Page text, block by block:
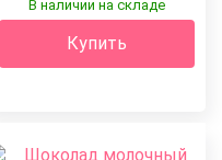
В наличии на складе
Купить